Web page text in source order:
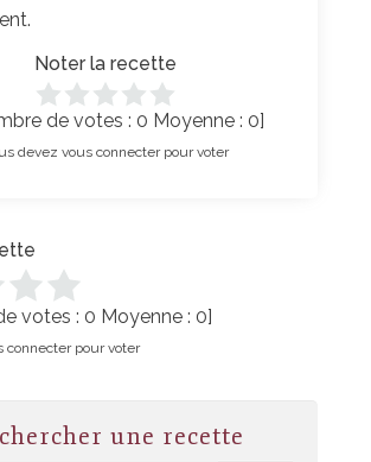
Noter la recette
de votes : 0 Moyenne : 0]
devez vous connecter pour voter
votes : 0 Moyenne : 0]
connecter pour voter
une recette